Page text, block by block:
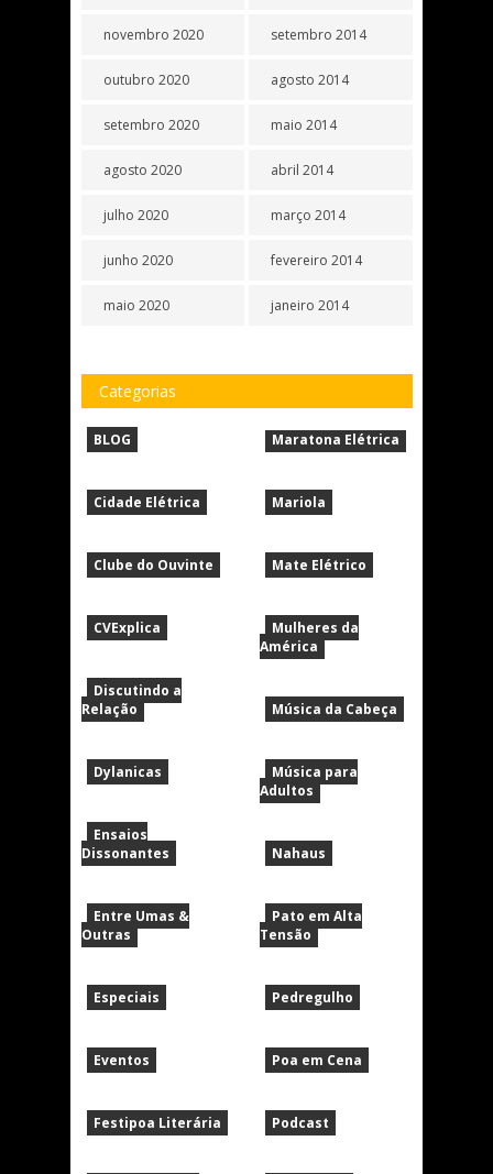
novembro 2020
outubro 2020
setembro 2020
agosto 2020
julho 2020
junho 2020
maio 2020
setembro 2014
agosto 2014
maio 2014
abril 2014
março 2014
fevereiro 2014
janeiro 2014
Categorias
BLOG
Cidade Elétrica
Clube do Ouvinte
CVExplica
Discutindo a
Relação
Dylanicas
Ensaios
Dissonantes
Entre Umas &
Outras
Especiais
Eventos
Festipoa Literária
Maratona Elétrica
Mariola
Mate Elétrico
Mulheres da
América
Música da Cabeça
Música para
Adultos
Nahaus
Pato em Alta
Tensão
Pedregulho
Poa em Cena
Podcast